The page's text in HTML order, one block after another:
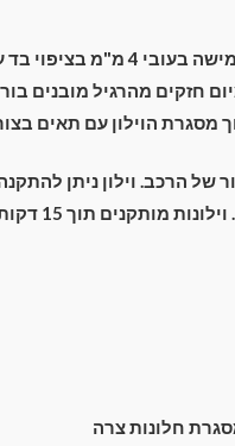
בציפוי בד עמיד
חזקים מהרגיל מובנים
מסגרת הוילון עם תאים
של הרכב. וילון ניתן
מתחת
חלונות צרה